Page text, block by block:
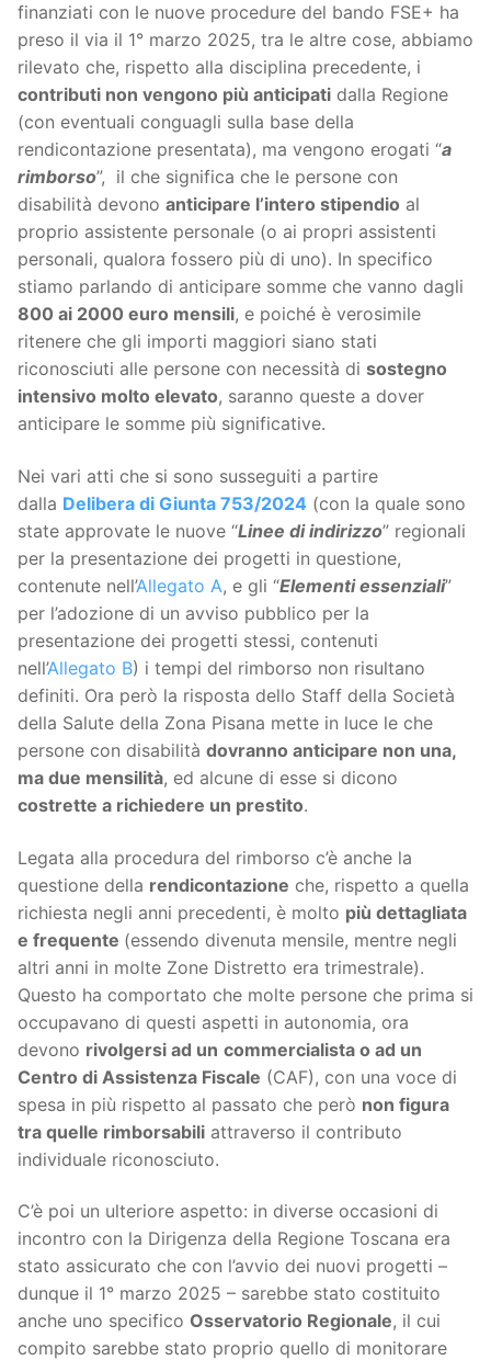
finanziati con le nuove procedure del bando FSE+ ha
preso il via il 1° marzo 2025, tra le altre cose, abbiamo
rilevato che, rispetto alla disciplina precedente, i
contributi non vengono più anticipati dalla Regione
(con eventuali conguagli sulla base della
rendicontazione presentata), ma vengono erogati “a
rimborso”, il che significa che le persone con
disabilità devono anticipare l’intero stipendio al
proprio assistente personale (o ai propri assistenti
personali, qualora fossero più di uno). In specifico
stiamo parlando di anticipare somme che vanno dagli
800 ai 2000 euro mensili, e poiché è verosimile
ritenere che gli importi maggiori siano stati
riconosciuti alle persone con necessità di sostegno
intensivo molto elevato, saranno queste a dover
anticipare le somme più significative.
Nei vari atti che si sono susseguiti a partire
dalla Delibera di Giunta 753/2024 (con la quale sono
state approvate le nuove “Linee di indirizzo” regionali
per la presentazione dei progetti in questione,
contenute nell’Allegato A, e gli “Elementi essenziali”
per l’adozione di un avviso pubblico per la
presentazione dei progetti stessi, contenuti
nell’Allegato B) i tempi del rimborso non risultano
definiti. Ora però la risposta dello Staff della Società
della Salute della Zona Pisana mette in luce le che
persone con disabilità dovranno anticipare non una,
ma due mensilità, ed alcune di esse si dicono
costrette a richiedere un prestito.
Legata alla procedura del rimborso c’è anche la
questione della rendicontazione che, rispetto a quella
richiesta negli anni precedenti, è molto più dettagliata
e frequente (essendo divenuta mensile, mentre negli
altri anni in molte Zone Distretto era trimestrale).
Questo ha comportato che molte persone che prima si
occupavano di questi aspetti in autonomia, ora
devono rivolgersi ad un commercialista o ad un
Centro di Assistenza Fiscale (CAF), con una voce di
spesa in più rispetto al passato che però non figura
tra quelle rimborsabili attraverso il contributo
individuale riconosciuto.
C’è poi un ulteriore aspetto: in diverse occasioni di
incontro con la Dirigenza della Regione Toscana era
stato assicurato che con l’avvio dei nuovi progetti –
dunque il 1° marzo 2025 – sarebbe stato costituito
anche uno specifico Osservatorio Regionale, il cui
compito sarebbe stato proprio quello di monitorare